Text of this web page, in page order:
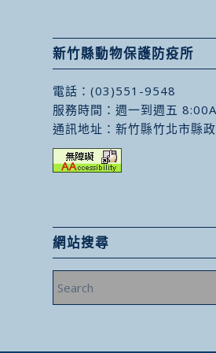
新竹縣動物保護防疫所
電話： (03)551-9548
服務時間：週一到週五
通訊地址： 新竹縣竹北市縣
網站搜尋